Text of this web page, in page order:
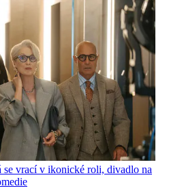
vrací v ikonické roli, divadlo na